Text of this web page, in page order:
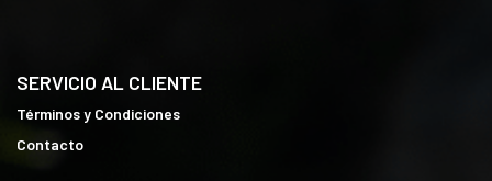
SERVICIO AL CLIENTE
Términos y Condiciones
Contacto